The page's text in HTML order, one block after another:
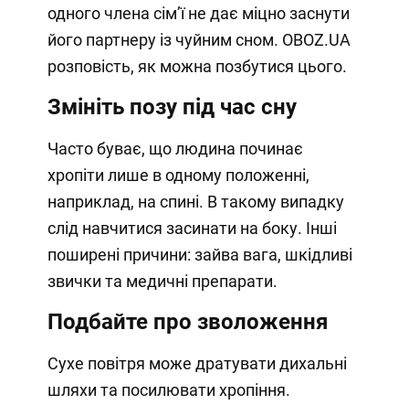
одного члена сімʼї не дає міцно заснути
його партнеру із чуйним сном. OBOZ.UA
розповість, як можна позбутися цього.
Змініть позу під час сну
Часто буває, що людина починає
хропіти лише в одному положенні,
наприклад, на спині. В такому випадку
слід навчитися засинати на боку. Інші
поширені причини: зайва вага, шкідливі
звички та медичні препарати.
Подбайте про зволоження
Сухе повітря може дратувати дихальні
шляхи та посилювати хропіння.